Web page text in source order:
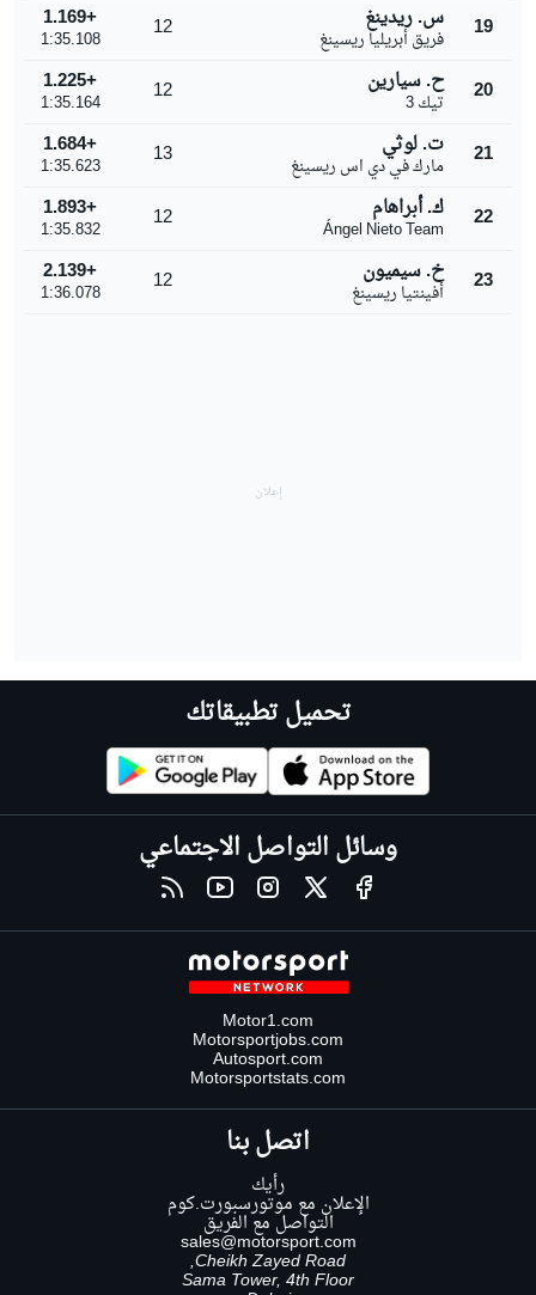
19 س. ريدينغ
فريق أبريليا ريسينغ 12
+1.169
1:35.108
20 ح. سيارين
تيك 3 12
+1.225
1:35.164
21 ت. لوثي
مارك في دي اس ريسينغ 13
+1.684
1:35.623
22 ك. أبراهام
Ángel Nieto Team
12
+1.893
1:35.832
23 خ. سيميون
أفينتيا ريسينغ 12
+2.139
1:36.078
تحميل تطبيقاتك
وسائل التواصل الاجتماعي
Motor1.com
Motorsportjobs.com
Autosport.com
Motorsportstats.com
اتصل بنا
رأيك
الإعلان مع موتورسبورت.كوم
التواصل مع الفريق
sales@motorsport.com
Cheikh Zayed Road,
Sama Tower, 4th Floor